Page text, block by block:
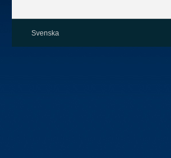
Svenska